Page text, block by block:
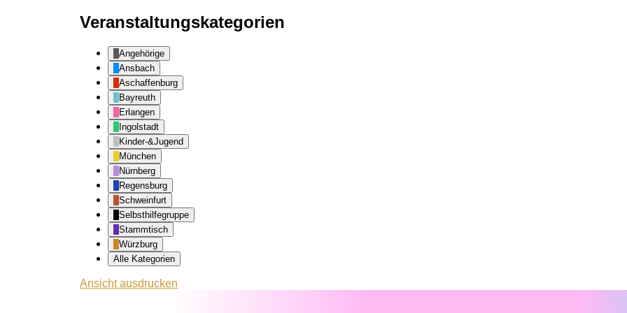
Veranstaltungskategorien
Angehörige
Ansbach
Aschaffenburg
Bayreuth
Erlangen
Ingolstadt
Kinder-&Jugend
München
Nürnberg
Regensburg
Schweinfurt
Selbsthilfegruppe
Stammtisch
Würzburg
Alle Kategorien
Ansichtausdrucken